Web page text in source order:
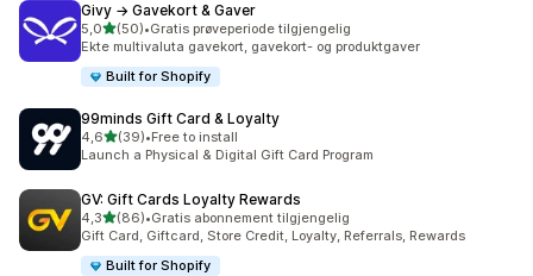
Givy → Gavekort & Gaver
5,0av 5 stjerner
(50)
Totalt 50 omtaler
•Gratis prøveperiode tilgjengelig
Ekte multivaluta gavekort, gavekort- og produktgaver
Built for Shopify
99minds Gift Card & Loyalty
4,6av 5 stjerner
(39)
Totalt 39 omtaler
•Free to install
Launch a Physical & Digital Gift Card Program
GV: Gift Cards Loyalty Rewards
4,3av 5 stjerner
(86)
Totalt 86 omtaler
•Gratis abonnement tilgjengelig
Gift Card, Giftcard, Store Credit, Loyalty, Referrals, Rewards
Built for Shopify